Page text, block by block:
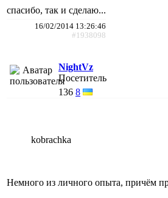
спасибо, так и сделаю...
16/02/2014 13:26:46
#1938098
NightVz
Посетитель
136 8
kobrachka
Немного из личного опыта, причём